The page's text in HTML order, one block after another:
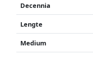
Decennia
Lengte
Medium